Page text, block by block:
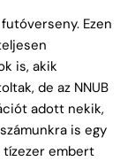
Ezen
is, akik
de az NNUB
adott nekik,
is egy
tízezer embert